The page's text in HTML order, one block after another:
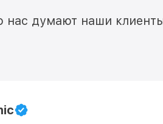
нас думают наши